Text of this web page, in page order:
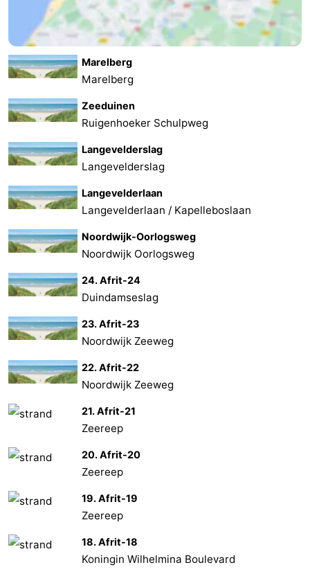
Marelberg
Marelberg
Zeeduinen
Ruigenhoeker Schulpweg
Langevelderslag
Langevelderslag
Langevelderlaan
Langevelderlaan / Kapelleboslaan
Noordwijk-Oorlogsweg
Noordwijk Oorlogsweg
24. Afrit-24
Duindamseslag
23. Afrit-23
Noordwijk Zeeweg
22. Afrit-22
Noordwijk Zeeweg
21. Afrit-21
Zeereep
20. Afrit-20
Zeereep
19. Afrit-19
Zeereep
18. Afrit-18
Koningin Wilhelmina Boulevard